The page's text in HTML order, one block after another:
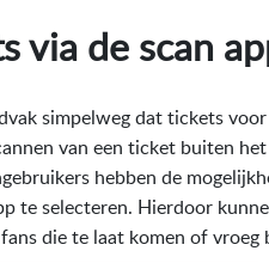
via de scan
simpelweg dat tickets
van een ticket buiten
hebben de
te selecteren. Hierdoor
die te laat komen of vroeg